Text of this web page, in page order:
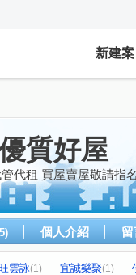
新建案
質好屋
代租 買屋賣屋敬請指
個人介紹
雲詠(1) 宜誠樂聚(1)